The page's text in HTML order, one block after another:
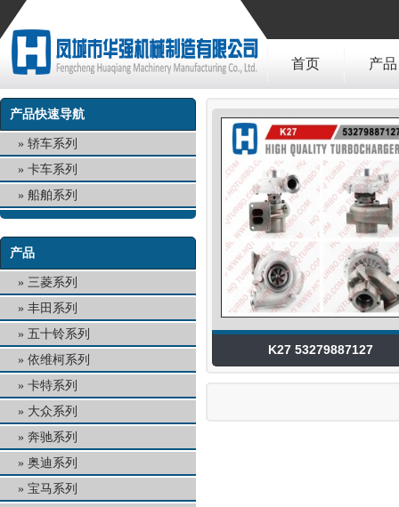
首页 产品
产品快速导航
轿车系列
卡车系列
船舶系列
产品
三菱系列
丰田系列
五十铃系列
依维柯系列
卡特系列
大众系列
奔驰系列
奥迪系列
宝马系列
K27 53279887127